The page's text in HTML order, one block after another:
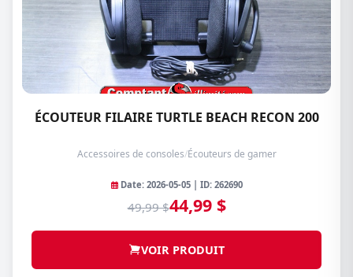
ÉCOUTEUR FILAIRE TURTLE BEACH RECON 200
Accessoires de consoles/Écouteurs de gamer
Date: 2026-05-05 | ID: 262690
49,99 $44,99 $
VOIR PRODUIT